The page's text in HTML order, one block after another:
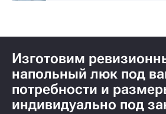
Изготовим
напольный люк под
потребности и
индивидуально под